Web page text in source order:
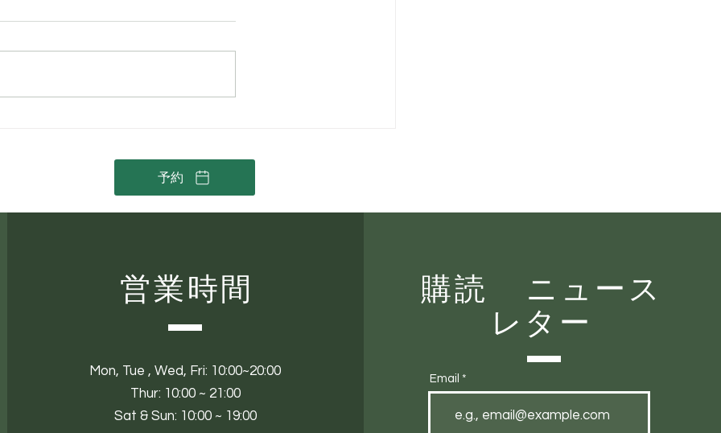
オーガニックスキンケア
予約
営業時間
Mon, Tue ,Wed, Fri: 10:00~20:00
Thur: 10:00 ~ 21:00
Sat & Sun: 10:00 ~ 19:00
購読 ニュース
レター
Email